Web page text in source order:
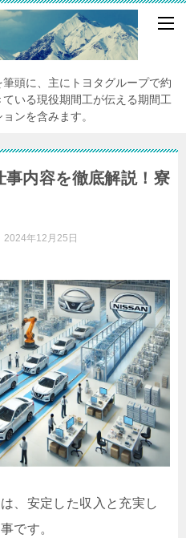
頭に、主にトヨタグループで約
いる現役期間工が伝える期間工
ンを含みます。
事内容を徹底解説！寮
2024年12月25日
、安定した収入と充実し
です。